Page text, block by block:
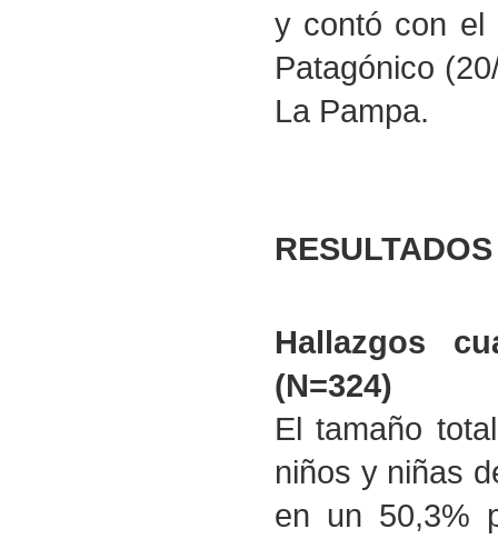
y contó con el
Patagónico
La Pampa.
RESULTADOS
Hallazgos
(N=324)
El tamaño
niños y niñas
en un 50,3%